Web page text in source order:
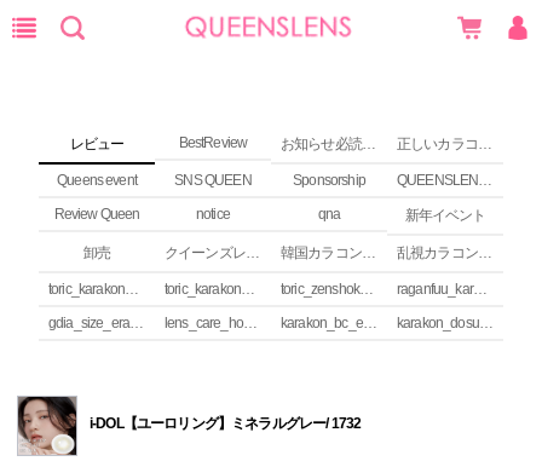
レビュー BestReview お知らせ必読 (NEWS) 正しいカラコンの使い方
Queens event SNS QUEEN Sponsorship
QUEENSLENS Affiliate Program
Review Queen
notice qna 新年イベント
卸売 クイーンズレンズ カラコンコラム 韓国カラコンguide 乱視カラコンの安全性
toric_karakon_takai_riyuu toric_karakon_real_review toric_zenshoku_review
raganfuu_karakon_erabikata
gdia_size_erabikata
lens_care_houhou karakon_bc_erabikata karakon_dosuu_erabikata
i-DOL【ユーロリング】ミネラルグレー/ 1732